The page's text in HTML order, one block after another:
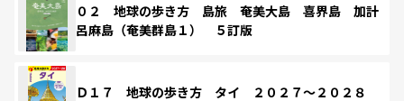
０２ 地球の歩き方 島旅 奄美大島 喜界島 加計
呂麻島（奄美群島１） ５訂版
Ｄ１７ 地球の歩き方 タイ ２０２７～２０２８